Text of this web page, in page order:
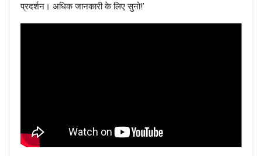
फैक्ट चेक: ट्रैफिक जाम की यह तस्वीर चल रहे किसानों के विरोध प्रदर्शन की नहीं
ट्वीट किया था, जब एक ट्विटर यूजर ने उन्हें राज्य की सड़कों की दयनीय
स्थिति दिखाने के लिए टैग किया था।
प्रदर्शन। अधिक जानकारी के लिए सुनो!’